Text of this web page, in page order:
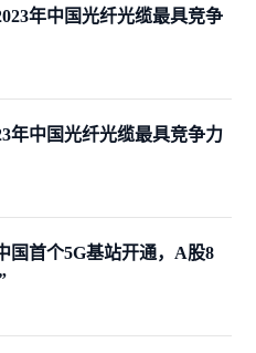
年中国光纤光缆最具竞争
年中国光纤光缆最具竞争力
国首个5G基站开通，A股8